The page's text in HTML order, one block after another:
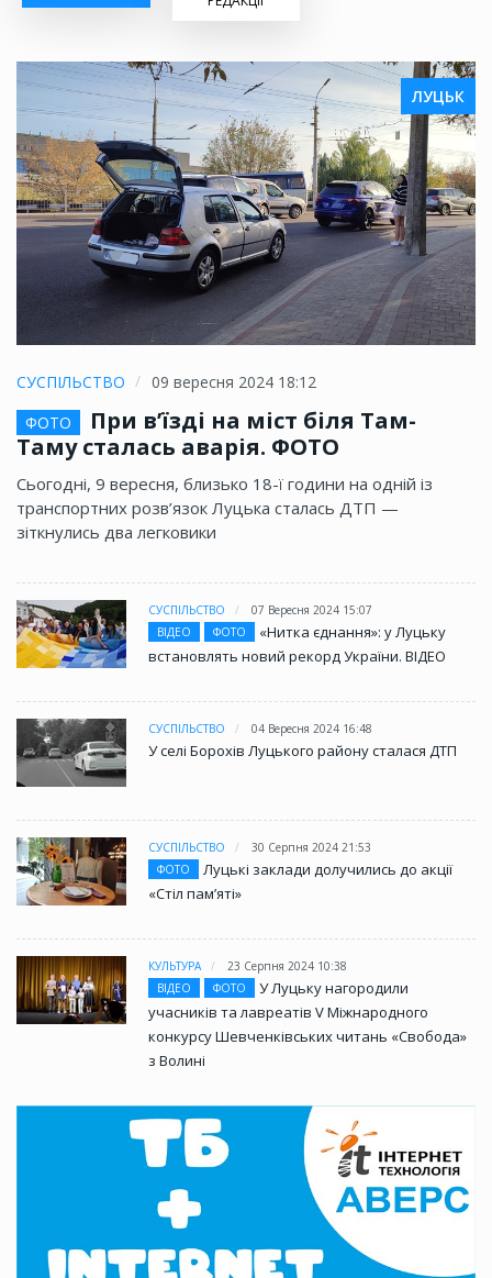
ЛУЦЬК
СУСПІЛЬСТВО
09 вересня 2024 18:12
ФОТО
При в’їзді на міст біля Там-
Таму сталась аварія. ФОТО
Сьогодні, 9 вересня, близько 18-ї години на одній із
транспортних розв’язок Луцька сталась ДТП —
зіткнулись два легковики
СУСПІЛЬСТВО
07 Вересня 2024 15:07
ВІДЕО
ФОТО
«Нитка єднання»: у Луцьку
встановлять новий рекорд України. ВІДЕО
СУСПІЛЬСТВО 04 Вересня 2024 16:48
У селі Борохів Луцького району сталася ДТП
СУСПІЛЬСТВО
30 Серпня 2024 21:53
ФОТО
Луцькі заклади долучились до акції
«Стіл памʼяті»
КУЛЬТУРА
23 Серпня 2024 10:38
ВІДЕО
ФОТО
У Луцьку нагородили
учасників та лавреатів V Міжнародного
конкурсу Шевченківських читань «Свобода»
з Волині